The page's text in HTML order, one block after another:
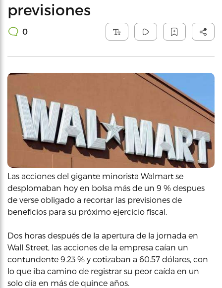
previsiones
0
Las acciones del gigante minorista Walmart se
desplomaban hoy en bolsa más de un 9 % despues
de verse obligado a recortar las previsiones de
beneficios para su próximo ejercicio fiscal.
Dos horas después de la apertura de la jornada en
Wall Street, las acciones de la empresa caían un
contundente 9.23 % y cotizaban a 60.57 dólares, con
lo que iba camino de registrar su peor caída en un
solo día en más de quince años.